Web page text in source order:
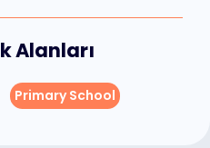
Alanları
Primary School